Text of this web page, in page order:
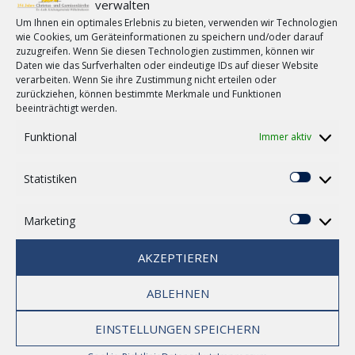
verwalten
Um Ihnen ein optimales Erlebnis zu bieten, verwenden wir Technologien
wie Cookies, um Geräteinformationen zu speichern und/oder darauf
zuzugreifen. Wenn Sie diesen Technologien zustimmen, können wir
Daten wie das Surfverhalten oder eindeutige IDs auf dieser Website
verarbeiten. Wenn Sie ihre Zustimmung nicht erteilen oder
zurückziehen, können bestimmte Merkmale und Funktionen
beeinträchtigt werden.
Funktional Immer aktiv
Statistiken
Marketing
AKZEPTIEREN
ABLEHNEN
EINSTELLUNGEN SPEICHERN
0
byFrank Morgenstern in , GoSpecial
Der etwas andere Gottesdienst im Pumpwerk in
Wilhelmshaven nimmt Ende Oktober, am 29.
Oktober (um 18 Uhr) das Thema Querdenker auf.
Wie denken wir eigentlich und was passiert in
unserem Kopf, wenn wir unsere grauen Zellen
anstrengen oder diese eben ...